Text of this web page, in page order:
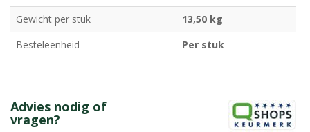
Gewicht per stuk
13,50 kg
Besteleenheid
Per stuk
Advies nodig of
vragen?